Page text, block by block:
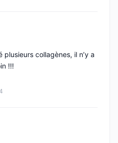
plusieurs collagènes, il n’y a
!!!